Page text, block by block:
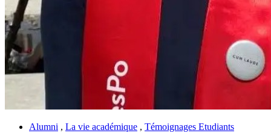
Alumni , La vie académique , Témoignages Etudiants